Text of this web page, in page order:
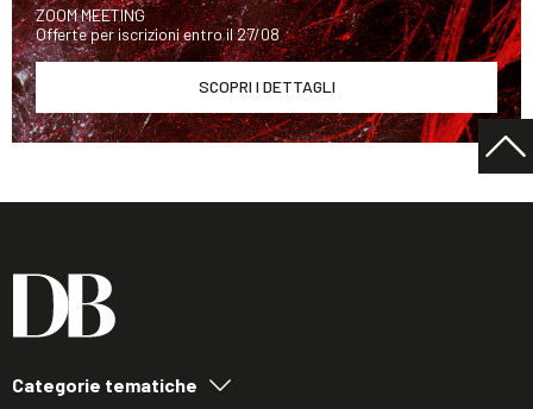
ZOOM MEETING
Offerte per iscrizioni entro il 27/08
SCOPRI I DETTAGLI
Categorie tematiche